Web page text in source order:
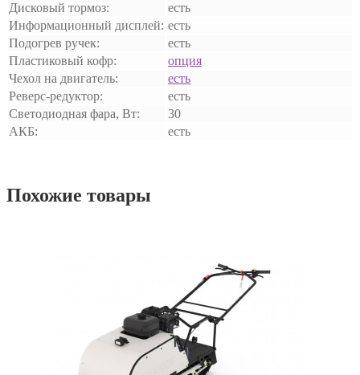
Дисковый тормоз:
есть
Информационный дисплей: есть
Подогрев ручек:
есть
Пластиковый кофр:
опция
Чехол на двигатель:
есть
Реверс-редуктор:
есть
Светодиодная фара, Вт:
30
АКБ:
есть
Похожие товары